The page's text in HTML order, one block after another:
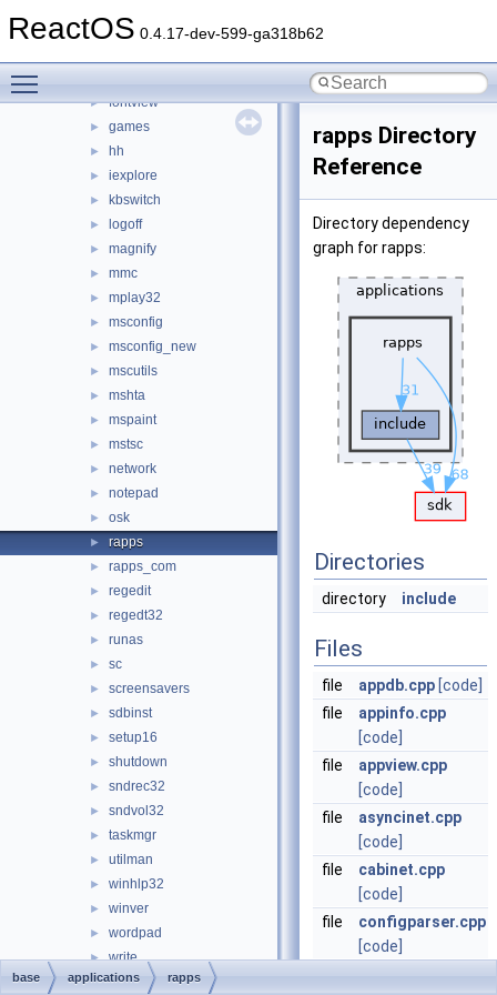
ReactOS 0.4.17-dev-599-ga318b62
► extrac32
► fontview
► games
► hh
► iexplore
► kbswitch
► logoff
► magnify
► mmc
► mplay32
► msconfig
► msconfig_new
► mscutils
► mshta
► mspaint
► mstsc
► network
► notepad
► osk
► rapps
► rapps_com
► regedit
► regedt32
► runas
► sc
► screensavers
► sdbinst
► setup16
► shutdown
► sndrec32
► sndvol32
► taskmgr
► utilman
► winhlp32
► winver
► wordpad
► write
► wusa
rapps Directory
Reference
Directory dependency
graph for rapps:
Directories
directory include
Files
file appdb.cpp [code]
file
appinfo.cpp
[code]
file
appview.cpp
[code]
file
asyncinet.cpp
[code]
file
cabinet.cpp
[code]
file
configparser.cpp
[code]
base applications rapps